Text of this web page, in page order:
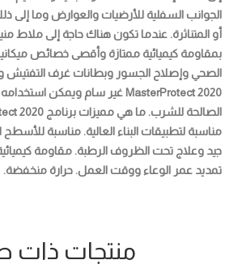
الجوانب السفلية للأرضيات والعوارض وما إلى
أو المتناثرة. عندما تكون هناك حاجة إلى ملاط
بمقاومة كيميائية ممتازة وأقصى خصائص
الصحي وإصلاح الجسور وبطانات غرف التفتيش
MasterProtect 2020 غير سام ويمكن
مناسبة لتطبيقات البناء العالية. مناسبة للأسطح
جيد وعلاج تحت الظروف الرطبة. مقاومة
تمديد عمر الوعاء ووقت العمل. حرارة منخفضة.
منتجات ذات